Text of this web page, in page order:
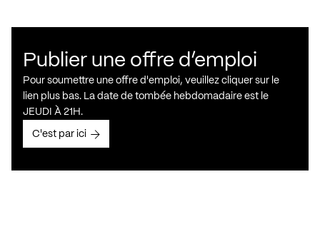
Publier une offre d’emploi
Pour soumettre une offre d'emploi, veuillez cliquer sur le
lien plus bas. La date de tombée hebdomadaire est le
JEUDI À 21H.
C'est par ici